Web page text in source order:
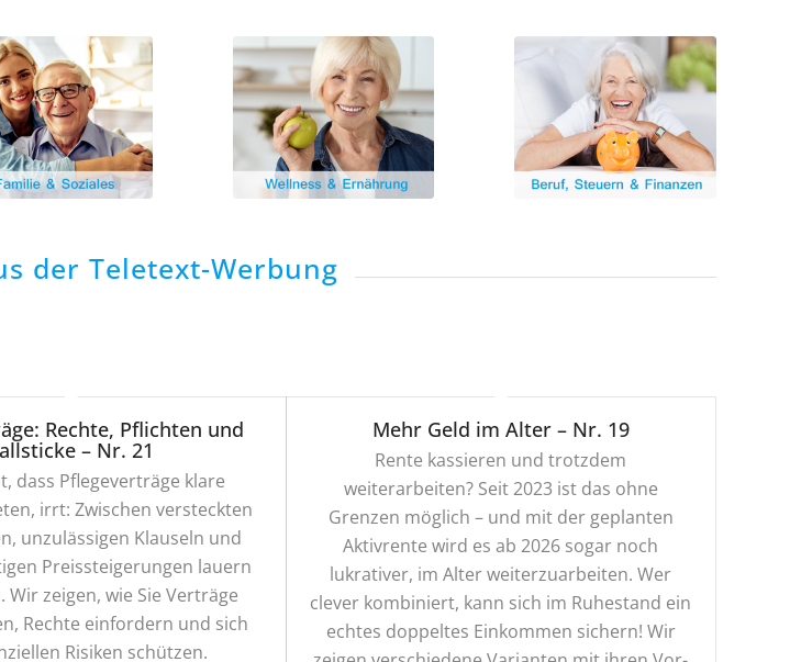
der Teletext-Werbung
Rechte, Pflichten und
– Nr. 21
dass Pflegeverträge klare
irrt: Zwischen versteckten
unzulässigen Klauseln und
Preissteigerungen lauern
Wir zeigen, wie Sie Verträge
Rechte einfordern und sich
Risiken schützen.
Mehr Geld im Alter – Nr. 19
Rente kassieren und trotzdem
weiterarbeiten? Seit 2023 ist das ohne
Grenzen möglich – und mit der geplanten
Aktivrente wird es ab 2026 sogar noch
lukrativer, im Alter weiterzuarbeiten. Wer
clever kombiniert, kann sich im Ruhestand ein
echtes doppeltes Einkommen sichern! Wir